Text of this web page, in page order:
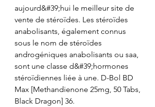
aujourd&#39;hui le meilleur site de
vente de stéroïdes. Les stéroïdes
anabolisants, également connus
sous le nom de stéroïdes
androgéniques anabolisants ou saa,
sont une classe d&#39;hormones
stéroïdiennes liée à une. D-Bol BD
Max [Methandienone 25mg, 50 Tabs,
Black Dragon] 36.